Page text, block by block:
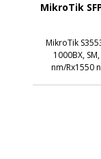
MikroTik
MikroTik
1000BX,
nm/Rx1550